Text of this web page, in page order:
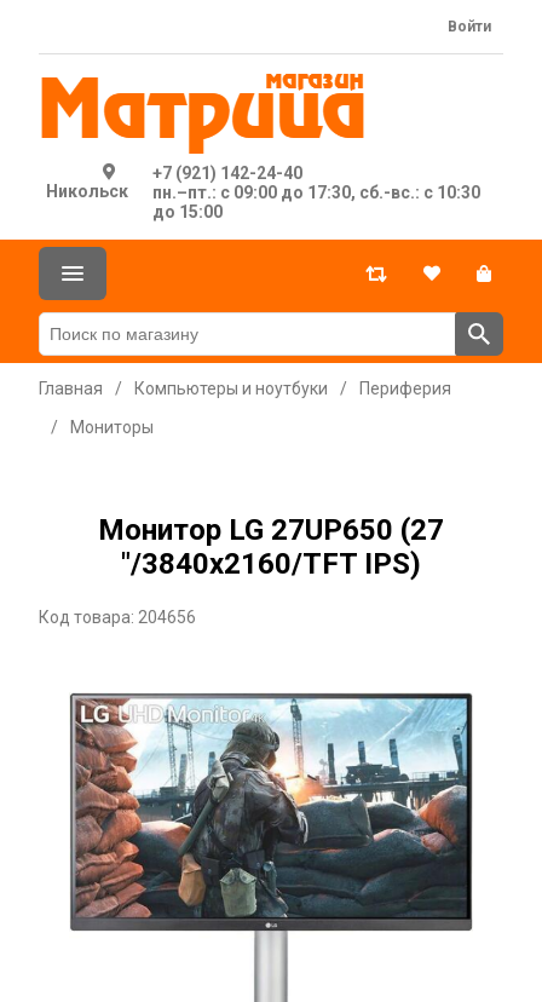
Никольск
+7 (921) 142-24-40
пн.–пт.: с 09:00 до 17:30, сб.-вс.: с 10:30
до 15:00
Войти
Главная / Компьютеры и ноутбуки /
Периферия
/
Мониторы
Монитор LG 27UP650 (27
"/3840x2160/TFT IPS)
Код товара: 204656